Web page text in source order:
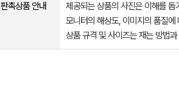
판촉상품 안내
제공되는 상품의 사진은 이해를
모니터의 해상도, 이미지의 품질
상품 규격 및 사이즈는 재는 방법